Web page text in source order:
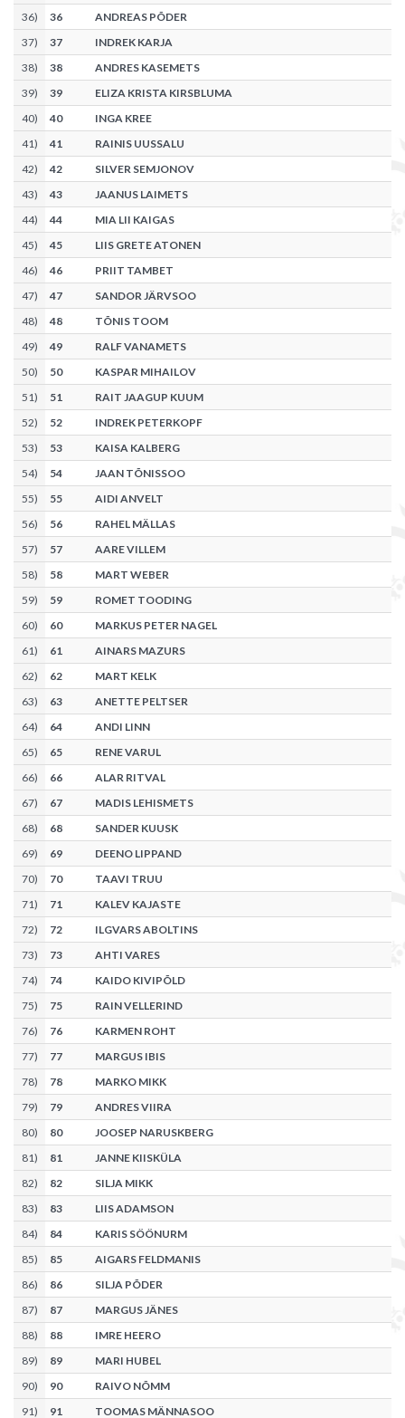
36) 36
ANDREAS PÕDER
37) 37
INDREK KARJA
38) 38
ANDRES KASEMETS
39) 39
ELIZA KRISTA KIRSBLUMA
40) 40
INGA KREE
41) 41
RAINIS UUSSALU
42) 42
SILVER SEMJONOV
43) 43
JAANUS LAIMETS
44) 44
MIA LII KAIGAS
45) 45
LIIS GRETE ATONEN
46) 46
PRIIT TAMBET
47) 47
SANDOR JÄRVSOO
48) 48
TÕNIS TOOM
49) 49
RALF VANAMETS
50) 50
KASPAR MIHAILOV
51) 51
RAIT JAAGUP KUUM
52) 52
INDREK PETERKOPF
53) 53
KAISA KALBERG
54) 54
JAAN TÕNISSOO
55) 55
AIDI ANVELT
56) 56
RAHEL MÄLLAS
57) 57
AARE VILLEM
58) 58
MART WEBER
59) 59
ROMET TOODING
60) 60
MARKUS PETER NAGEL
61) 61
AINARS MAZURS
62) 62
MART KELK
63) 63
ANETTE PELTSER
64) 64
ANDI LINN
65) 65
RENE VARUL
66) 66
ALAR RITVAL
67) 67
MADIS LEHISMETS
68) 68
SANDER KUUSK
69) 69
DEENO LIPPAND
70) 70
TAAVI TRUU
71) 71
KALEV KAJASTE
72) 72
ILGVARS ABOLTINS
73) 73
AHTI VARES
74) 74
KAIDO KIVIPÕLD
75) 75
RAIN VELLERIND
76) 76
KARMEN ROHT
77) 77
MARGUS IBIS
78) 78
MARKO MIKK
79) 79
ANDRES VIIRA
80) 80
JOOSEP NARUSKBERG
81) 81
JANNE KIISKÜLA
82) 82
SILJA MIKK
83) 83
LIIS ADAMSON
84) 84
KARIS SÖÖNURM
85) 85
AIGARS FELDMANIS
86) 86
SILJA PÕDER
87) 87
MARGUS JÄNES
88) 88
IMRE HEERO
89) 89
MARI HUBEL
90) 90
RAIVO NÕMM
91) 91 TOOMAS MÄNNASOO